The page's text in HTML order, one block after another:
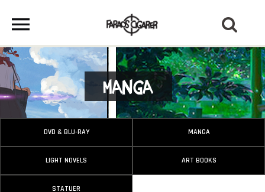
Manga
DVD & BLU-RAY MANGA
LIGHT NOVELS ART BOOKS
STATUER